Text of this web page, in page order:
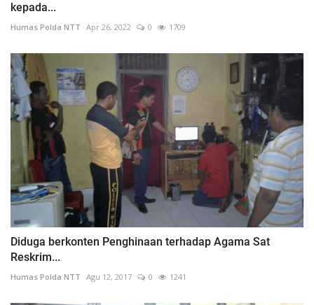
kepada...
Humas Polda NTT Apr 26, 2022 0 1709
Diduga berkonten Penghinaan terhadap Agama Sat
Reskrim...
Humas Polda NTT Agu 12, 2017 0 1241